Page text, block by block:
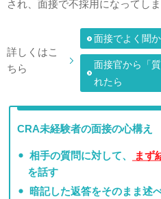
され、面接で不採用になってし
詳しくはこ
ちら
面接でよく聞
面接官から「
れたら
CRA未経験者の面接の心構え
相手の質問に対して、 まず
を話す
暗記した返答をそのまま述